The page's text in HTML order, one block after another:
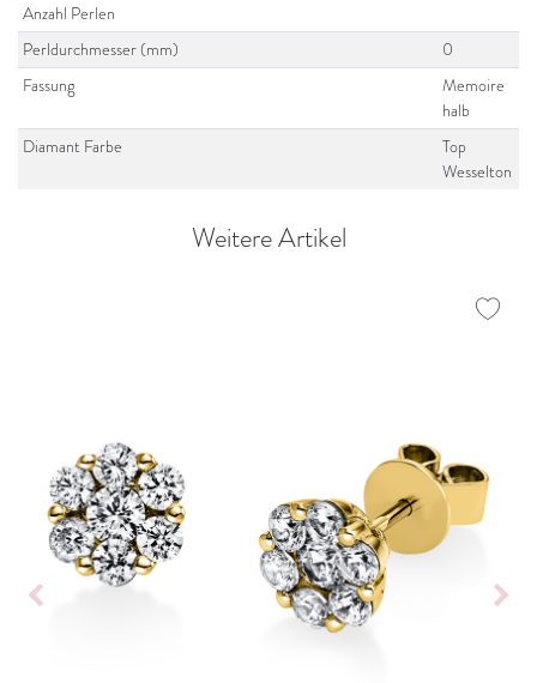
Anzahl Perlen
Perldurchmesser (mm)
0
Fassung
Memoire
halb
Diamant Farbe
Top
Wesselton
Weitere Artikel